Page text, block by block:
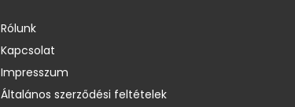
Rólunk
Kapcsolat
Impresszum
Általános szerződési feltételek